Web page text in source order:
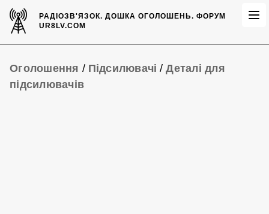
РАДІОЗВ'ЯЗОК.ДОШКА ОГОЛОШЕНЬ. ФОРУМ
UR8LV.COM
Оголошення / Підсилювачі /Деталі для
підсилювачів